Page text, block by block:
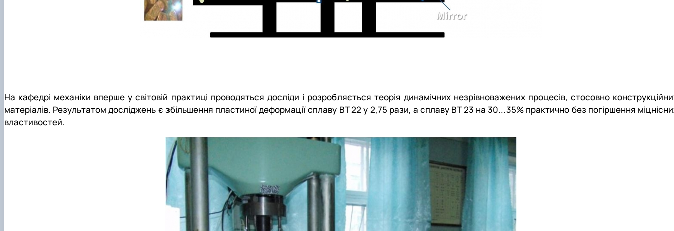
На кафедрі механіки вперше у світовій практиці проводяться досліди і розробляється теорія динамічних незрівноважених процесів, стосовно
матеріалів. Результатом досліджень є збільшення пластиної деформації сплаву ВТ 22 у 2,75 рази, а сплаву ВТ 23 на 30...35% практично без погіршення
властивостей.